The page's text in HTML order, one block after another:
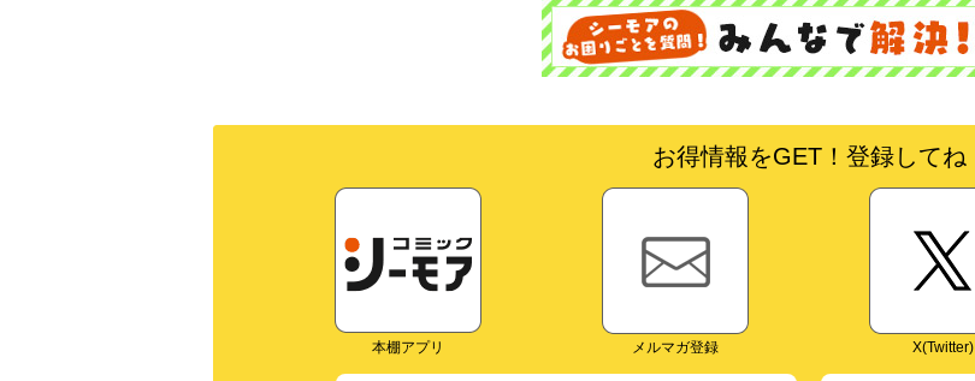
お得情報をGET！登録してね
本棚アプリ メルマガ登録 X(Twitter)